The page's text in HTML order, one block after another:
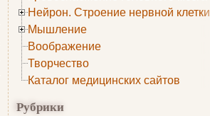
Нейрон. Строение нервной клетки
Мышление
Воображение
Творчество
Каталог медицинских сайтов
Рубрики